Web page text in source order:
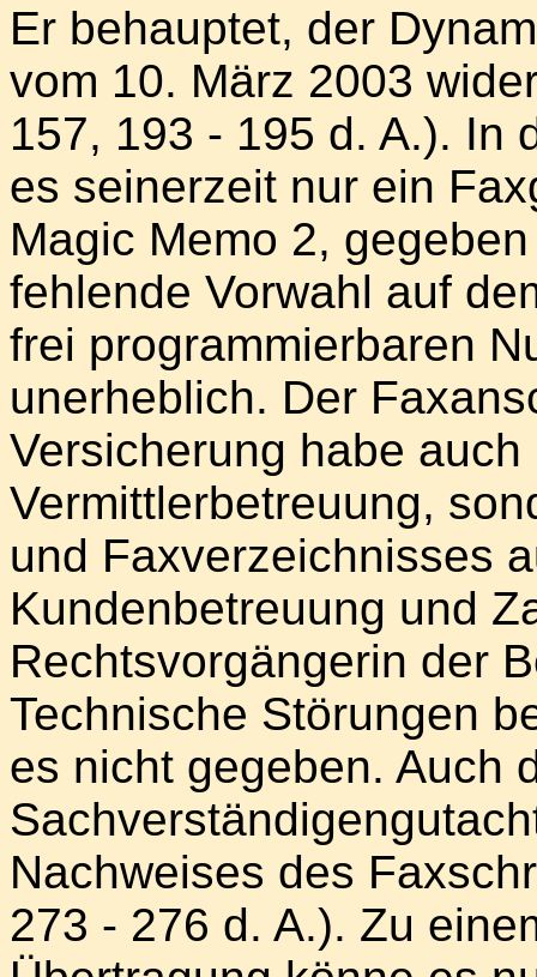
Er behauptet, der
vom 10. März 2003
157, 193 - 195 d. A.). In
es seinerzeit nur ein
Magic Memo 2,
fehlende Vorwahl auf
frei programmierbaren
unerheblich. Der
Versicherung habe
Vermittlerbetreuung,
und Faxverzeichnisses
Kundenbetreuung und
Rechtsvorgängerin der
Technische Störungen
es nicht gegeben. Auch
Nachweises des
273 - 276 d. A.). Zu